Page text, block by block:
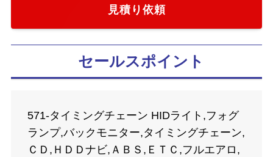
見積り依頼
セールスポイント
571-タイミングチェーン HIDライト,フォグ
ランプ,バックモニター,タイミングチェーン,
ＣＤ,ＨＤＤナビ,ＡＢＳ,ＥＴＣ,フルエアロ,